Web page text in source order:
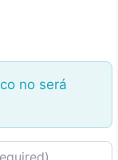
no será